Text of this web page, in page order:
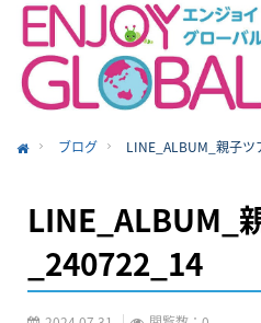
ブログ LINE_ALBUM_親子
LINE_ALBUM_
_240722_14